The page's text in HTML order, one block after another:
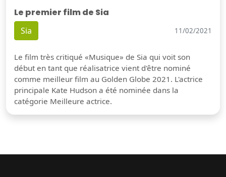
Le premier film de Sia
Sia 11/02/2021
Le film très critiqué «Musique» de Sia qui voit son
début en tant que réalisatrice vient d'être nominé
comme meilleur film au Golden Globe 2021. L'actrice
principale Kate Hudson a été nominée dans la
catégorie Meilleure actrice.